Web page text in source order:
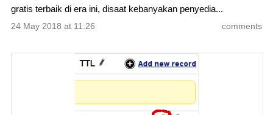
gratis terbaik di era ini, disaat kebanyakan penyedia...
comments
24 May 2018 at 11:26